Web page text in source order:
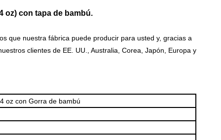
oz) con tapa de bambú.
que nuestra fábrica puede producir para usted y, gracias a
clientes de EE. UU., Australia, Corea, Japón, Europa y
oz con Gorra de bambú